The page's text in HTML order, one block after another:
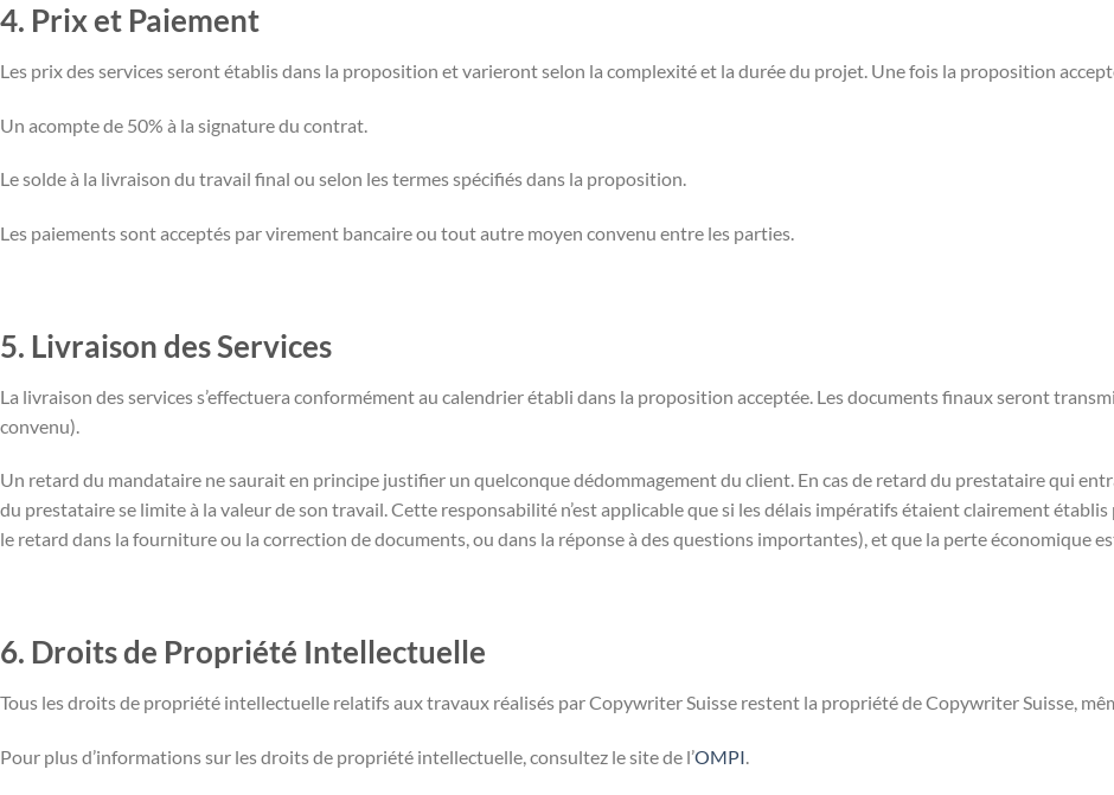
4. Prix et Paiement
Les prix des services seront établis dans la proposition et varieront selon la complexité et la durée du projet. Une fois la proposition
Un acompte de 50% à la signature du contrat.
Le solde à la livraison du travail final ou selon les termes spécifiés dans la proposition.
Les paiements sont acceptés par virement bancaire ou tout autre moyen convenu entre les parties.
5. Livraison des Services
La livraison des services s’effectuera conformément au calendrier établi dans la proposition acceptée. Les documents finaux seront
convenu).
Un retard du mandataire ne saurait en principe justifier un quelconque dédommagement du client. En cas de retard du prestataire qui
du prestataire se limite à la valeur de son travail. Cette responsabilité n’est applicable que si les délais impératifs étaient clairement établis
le retard dans la fourniture ou la correction de documents, ou dans la réponse à des questions importantes), et que la perte économique
6. Droits de Propriété Intellectuelle
Tous les droits de propriété intellectuelle relatifs aux travaux réalisés par Copywriter Suisse restent la propriété de Copywriter Suisse,
Pour plus d’informations sur les droits de propriété intellectuelle, consultez le site de l’OMPI